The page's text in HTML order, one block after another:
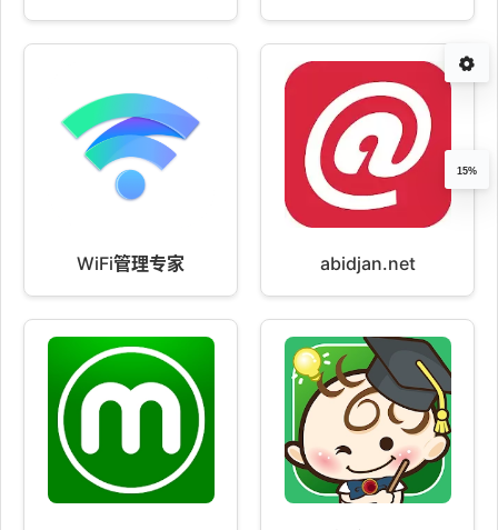
WiFi管理专家 abidjan.net
15%